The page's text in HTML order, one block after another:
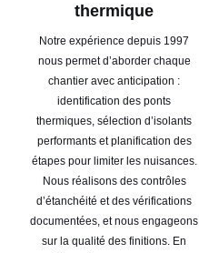
thermique
Notre expérience depuis 1997
nous permet d’aborder chaque
chantier avec anticipation :
identification des ponts
thermiques, sélection d’isolants
performants et planification des
étapes pour limiter les nuisances.
Nous réalisons des contrôles
d’étanchéité et des vérifications
documentées, et nous engageons
sur la qualité des finitions. En